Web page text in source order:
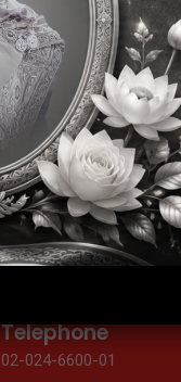
Goodjob Slide1
Telephone
02-024-6600-01